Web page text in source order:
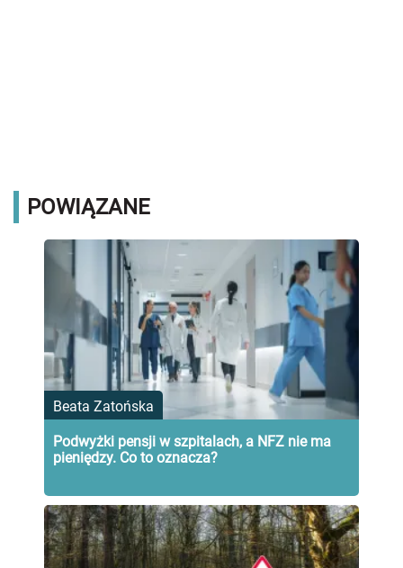
POWIĄZANE
Beata Zatońska
Podwyżki pensji w szpitalach, a NFZ nie ma
pieniędzy. Co to oznacza?